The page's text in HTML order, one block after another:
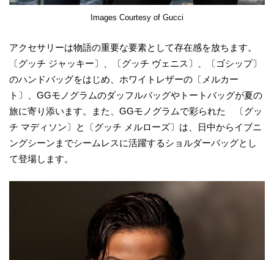
Images Courtesy of Gucci
アクセサリーは物語の重要な要素として存在感を放ちます。
〔グッチ ジャッキー〕、〔グッチ ヴェニス〕、〔ゴシップ〕
のハンドバッグをはじめ、ホワイトレザーの〔メルカー
ト〕、GGモノグラムのダッフルバッグやトートバッグが夏の
旅に寄り添います。また、GGモノグラムで彩られた 〔グッ
チ マディソン〕と〔グッチ メルローズ〕は、日中からイブニ
ングシーンまでシームレスに活躍するショルダーバッグとし
て登場します。